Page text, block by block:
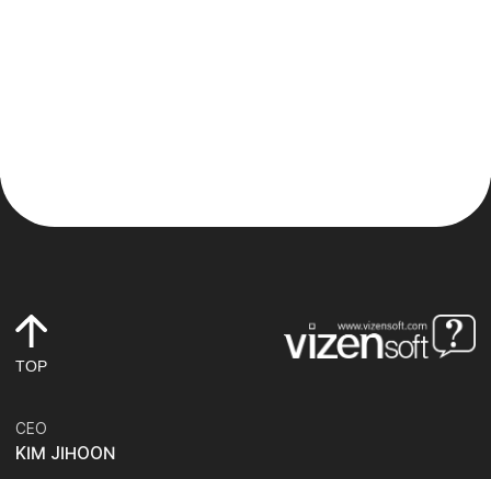
TOP
CEO
KIM JIHOON